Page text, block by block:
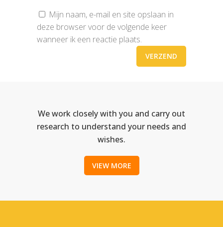
Mijn naam, e-mail en site opslaan in
deze browser voor de volgende keer
wanneer ik een reactie plaats.
We work closely with you and carry out
research to understand your needs and
wishes.
VIEW MORE